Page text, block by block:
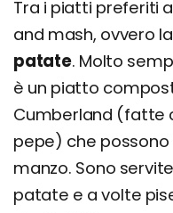
Tra i piatti preferiti
and mash, ovvero
patate. Molto
è un piatto
Cumberland (fatte
pepe) che
manzo. Sono
patate e a volte